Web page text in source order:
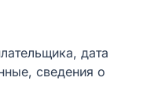
дата
сведения о